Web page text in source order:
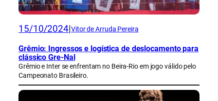
15/10/2024 Vitor de Arruda Pereira
Grêmio: Ingressos e logística de deslocamento para
clássico Gre-Nal
Grêmio e Inter se enfrentam no Beira-Rio em jogo válido pelo
Campeonato Brasileiro.